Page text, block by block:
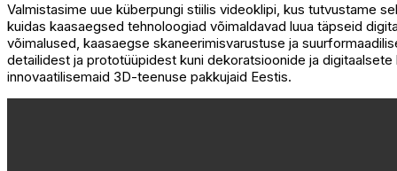
Valmistasime uue küberpungi stiilis videoklipi, kus tutvustame
kuidas kaasaegsed tehnoloogiad võimaldavad luua täpseid
võimalused, kaasaegse skaneerimisvarustuse ja
detailidest ja prototüüpidest kuni dekoratsioonide ja
innovaatilisemaid 3D-teenuse pakkujaid Eestis.